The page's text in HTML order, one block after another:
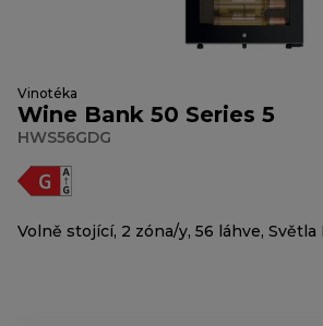
Vinotéka
Wine Bank 50 Series 5
HWS56GDG
Volně stojící, 2 zóna/y, 56 láhve, Světla